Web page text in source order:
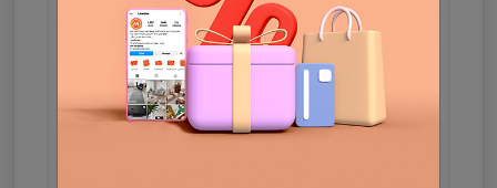
جهت اطلاع از موجودی و ثبت سفارش میتوانید با شماره
09931046355 در واتساپ ارتباط برقرار کنید .
7 روز کاری و در غیر این صورت ۲5 الی 35 روز کاری
می باشد.